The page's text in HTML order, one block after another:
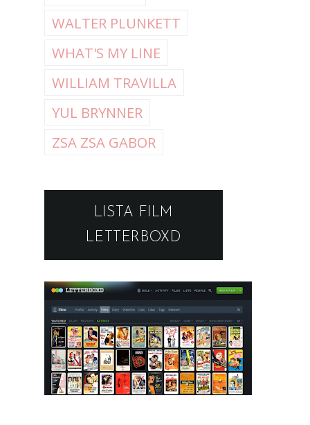
WALTER PLUNKETT
WHAT'S MY LINE
WILLIAM TRAVILLA
YUL BRYNNER
ZSA ZSA GABOR
LISTA FILM
LETTERBOXD